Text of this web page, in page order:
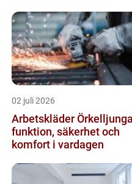
02 juli 2026
Arbetskläder Örkelljunga
funktion, säkerhet och
komfort i vardagen